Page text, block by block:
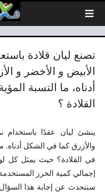
تصنع ليان قلادة
الأبيض و الأخضر و
أدناه، ما التسبة
القلادة ؟
ينشئ ليان عقدًا باستخدام
والأزرق كما في الشكل أدناه.
في القلادة؟ حيث يمثل كل
إجمالي كمية الخرز
سنتحدث عن إجابة هذا